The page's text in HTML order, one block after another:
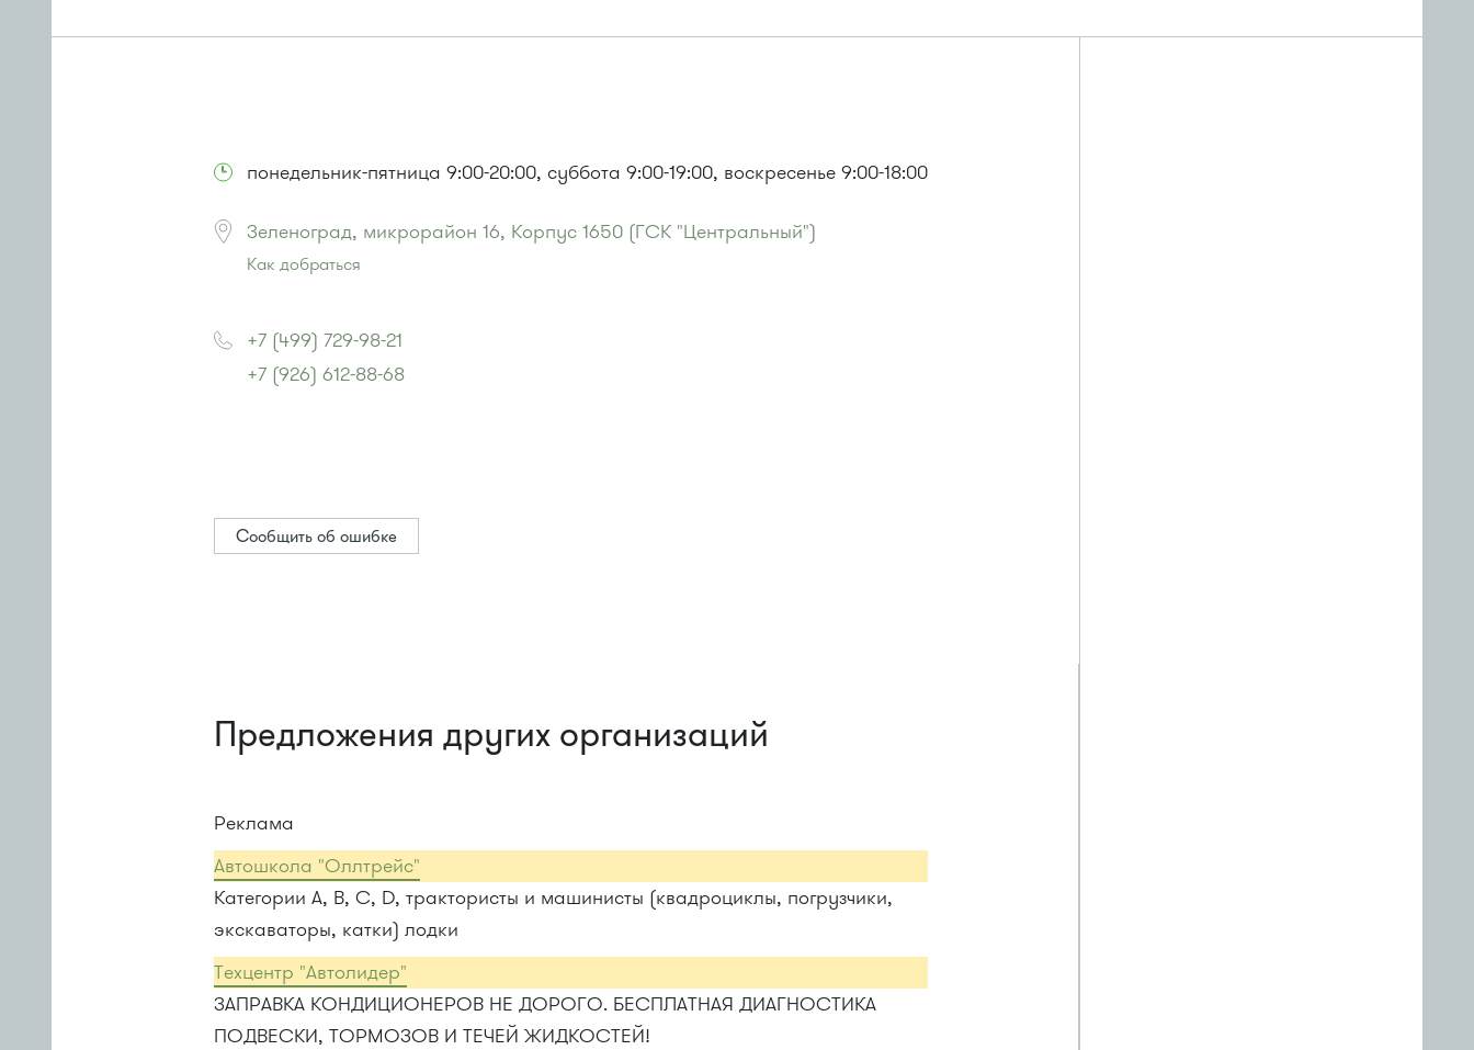
понедельник-пятница 9:00-20:00, суббота 9:00-19:00, воскресенье 9:00-18:00
Зеленоград, микрорайон 16, Корпус 1650 (ГСК "Центральный")
Как добраться
Автобус № 22.
или до остановки "Пенсионный фонд"
Автобусы № 22, 28, 32, 400к.
+7 (499) 729-98-21
+7 (926) 612-88-68
Сообщить об ошибке
Предложения других организаций
Реклама
Автошкола "Оллтрейс"
Категории A, B, C, D, трактористы и машинисты (квадроциклы, погрузчики,
экскаваторы, катки) лодки
Техцентр "Автолидер"
ЗАПРАВКА КОНДИЦИОНЕРОВ НЕ ДОРОГО. БЕСПЛАТНАЯ ДИАГНОСТИКА
ПОДВЕСКИ, ТОРМОЗОВ И ТЕЧЕЙ ЖИДКОСТЕЙ!